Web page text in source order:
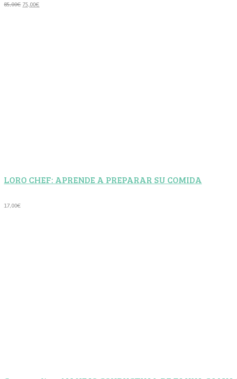
85,00€ El
75,00€
LORO CHEF: APRENDE A PREPARAR SU COMIDA
17,00€